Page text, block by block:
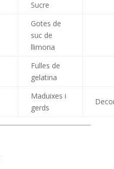
Sucre
Gotes de
suc de
llimona
Fulles de
gelatina
Maduixes i
gerds